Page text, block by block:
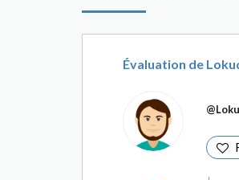
Évaluation de